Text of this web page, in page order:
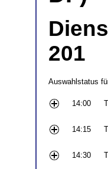
201
Auswahlstatus
14:00
14:15
14:30